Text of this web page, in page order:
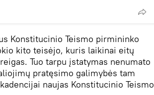
Konstitucinio Teismo pirmininko
kito teisėjo, kuris laikinai eitų
Tuo tarpu įstatymas nenumato
pratęsimo galimybės tam
naujas Konstitucinio Teismo